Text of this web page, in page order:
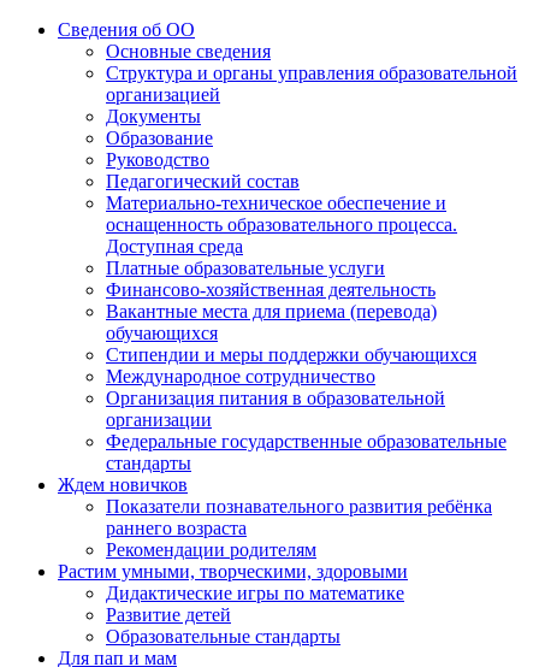
Сведения об ОО
Основные сведения
Структура и органы управления образовательной
организацией
Документы
Образование
Руководство
Педагогический состав
Материально-техническое обеспечение и
оснащенность образовательного процесса.
Доступная среда
Платные образовательные услуги
Финансово-хозяйственная деятельность
Вакантные места для приема (перевода)
обучающихся
Стипендии и меры поддержки обучающихся
Международное сотрудничество
Организация питания в образовательной
организации
Федеральные государственные образовательные
стандарты
Ждем новичков
Показатели познавательного развития ребёнка
раннего возраста
Рекомендации родителям
Растим умными, творческими, здоровыми
Дидактические игры по математике
Развитие детей
Образовательные стандарты
Для пап и мам